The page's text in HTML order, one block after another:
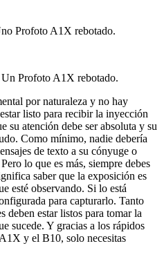
Profoto A1X rebotado.
Profoto A1X rebotado.
por naturaleza y no hay
listo para recibir la inyección
su atención debe ser absoluta y su
Como mínimo, nadie debería
de texto a su cónyuge o
lo que es más, siempre debes
saber que la exposición es
esté observando. Si lo está
para capturarlo. Tanto
deben estar listos para tomar la
sucede. Y gracias a los rápidos
y el B10, solo necesitas